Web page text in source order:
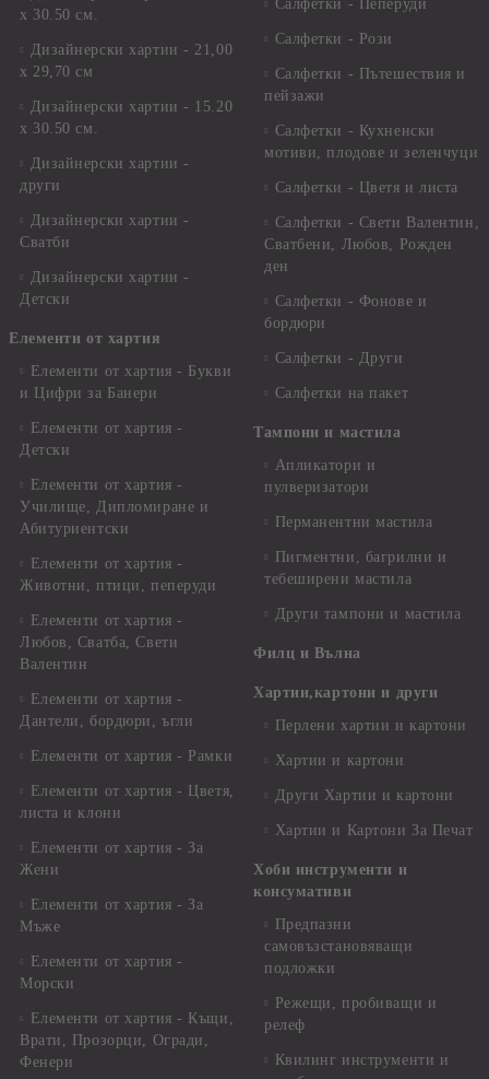
х 30.50 см.
Дизайнерски хартии - 21,00
х 29,70 см
Дизайнерски хартии - 15.20
x 30.50 см.
Дизайнерски хартии -
други
Дизайнерски хартии -
Сватби
Дизайнерски хартии -
Детски
Елементи от хартия
Елементи от хартия - Букви
и Цифри за Банери
Елементи от хартия -
Детски
Елементи от хартия -
Училище, Дипломиране и
Абитуриентски
Елементи от хартия -
Животни, птици, пеперуди
Елементи от хартия -
Любов, Сватба, Свети
Валентин
Елементи от хартия -
Дантели, бордюри, ъгли
Елементи от хартия - Рамки
Елементи от хартия - Цветя,
листа и клони
Елементи от хартия - За
Жени
Елементи от хартия - За
Мъже
Елементи от хартия -
Морски
Елементи от хартия - Къщи,
Врати, Прозорци, Огради,
Фенери
Салфетки - Пеперуди
Салфетки - Рози
Салфетки - Пътешествия и
пейзажи
Салфетки - Кухненски
мотиви, плодове и зеленчуци
Салфетки - Цветя и листа
Салфетки - Свети Валентин,
Сватбени, Любов, Рожден
ден
Салфетки - Фонове и
бордюри
Салфетки - Други
Салфетки на пакет
Тампони и мастила
Апликатори и
пулверизатори
Перманентни мастила
Пигментни, багрилни и
тебеширени мастила
Други тампони и мастила
Филц и Вълна
Хартии,картони и други
Перлени хартии и картони
Хартии и картони
Други Хартии и картони
Хартии и Картони За Печат
Хоби инструменти и
консумативи
Предпазни
самовъзстановяващи
подложки
Режещи, пробиващи и
релеф
Квилинг инструменти и